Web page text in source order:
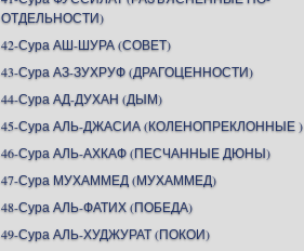
ОТДЕЛЬНОСТИ)
42-Сура АШ-ШУРА (СОВЕТ)
43-Сура АЗ-ЗУХРУФ (ДРАГОЦЕННОСТИ)
44-Сура АД-ДУХАН (ДЫМ)
45-Сура АЛЬ-ДЖАСИА (КОЛЕНОПРЕКЛОННЫЕ )
46-Сура АЛЬ-АХКАФ (ПЕСЧАННЫЕ ДЮНЫ)
47-Сура МУХАММЕД (МУХАММЕД)
48-Сура АЛЬ-ФАТИХ (ПОБЕДА)
49-Сура АЛЬ-ХУДЖУРАТ (ПОКОИ)